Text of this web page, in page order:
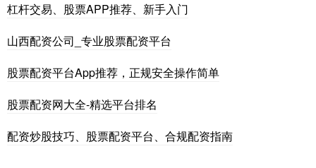
杠杆交易、股票APP推荐、新手入门
山西配资公司_专业股票配资平台
股票配资平台App推荐，正规安全操作简单
股票配资网大全-精选平台排名
配资炒股技巧、股票配资平台、合规配资指南